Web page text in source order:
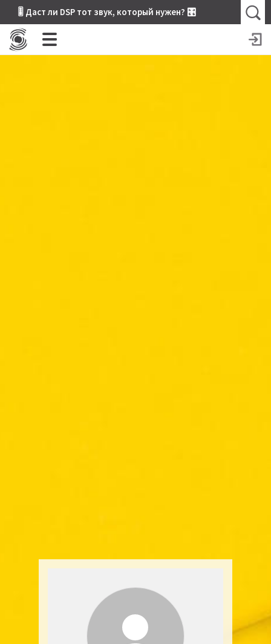
🎚 Даст ли DSP тот звук, который нужен? 🎛